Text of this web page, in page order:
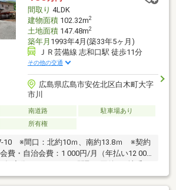
間取り 4LDK
建物面積102.32m2
土地面積147.48m2
築年月 1993年4月(築33年5ヶ月)
ＪＲ芸備線 志和口駅 徒歩11分
その他の交通
広島県広島市安佐北区白木町大字
市川
南道路
駐車場あり
所有権
10 ※間口：北約10ｍ、南約13.8ｍ ※契約
費・自治会費：1 000円/月（年払い12 000
6年度分：22 600円 ※間取り図後日※地番
持分各1/10有【取扱物件7087件 その内未
しています】トータテのホームページもぜ